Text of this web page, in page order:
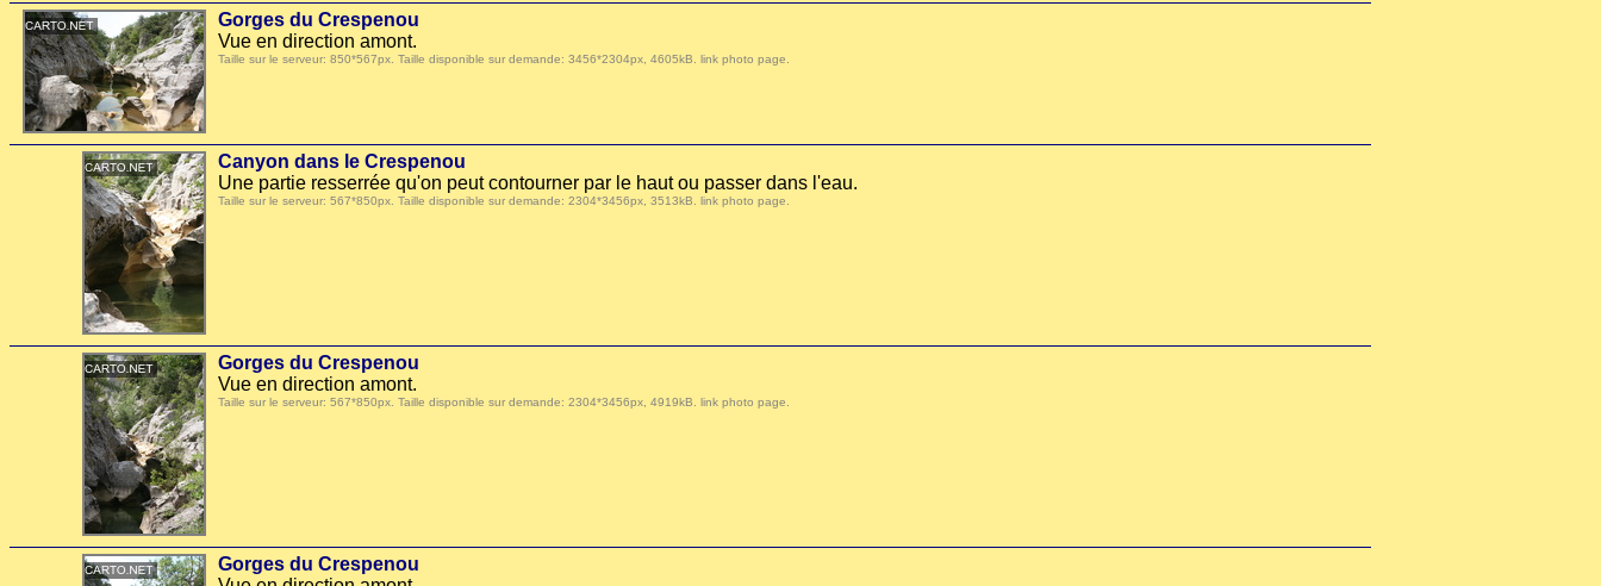
Gorges du Crespenou
Vue en direction amont.
Taille sur le serveur: 850*567px. Taille disponible sur demande: 3456*2304px, 4605kB. link photo page
Canyon dans le Crespenou
Une partie resserrée qu'on peut contourner par le haut ou passer dans l'eau.
Taille sur le serveur: 567*850px. Taille disponible sur demande: 2304*3456px, 3513kB. link photo page
Gorges du Crespenou
Vue en direction amont.
Taille sur le serveur: 567*850px. Taille disponible sur demande: 2304*3456px, 4919kB. link photo page
Gorges du Crespenou